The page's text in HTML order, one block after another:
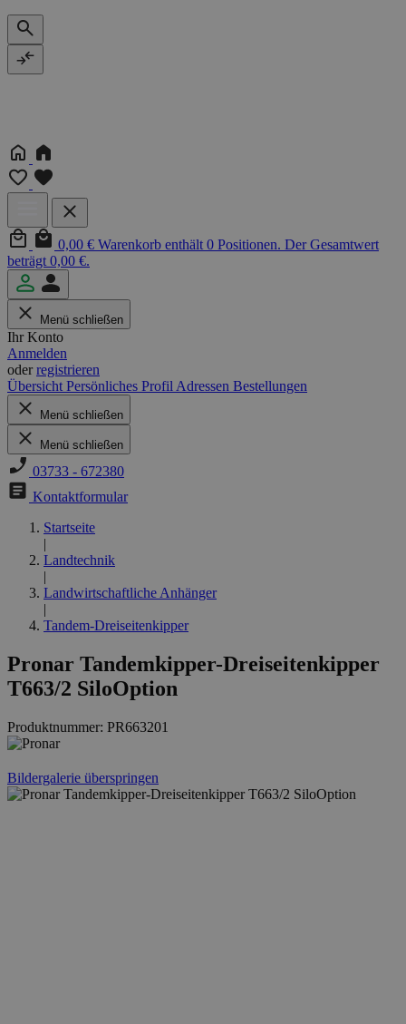
0,00 € Warenkorb enthält 0 Positionen. Der Gesamtwert
beträgt 0,00 €.
Menü schließen
Ihr Konto
Anmelden
oderregistrieren
Übersicht Persönliches Profil Adressen Bestellungen
Menü schließen
Menü schließen
03733 - 672380
Kontaktformular
Startseite
|
Landtechnik
|
Landwirtschaftliche Anhänger
|
Tandem-Dreiseitenkipper
Pronar Tandemkipper-Dreiseitenkipper
T663/2 SiloOption
Produktnummer: PR663201
Bildergalerie überspringen